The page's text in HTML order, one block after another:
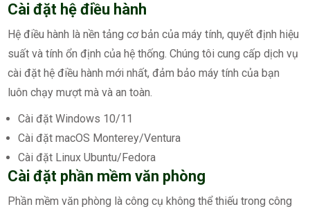
Cài đặt hệ điều hành
Hệ điều hành là nền tảng cơ bản của máy tính, quyết định hiệu
suất và tính ổn định của hệ thống. Chúng tôi cung cấp dịch vụ
cài đặt hệ điều hành mới nhất, đảm bảo máy tính của bạn
luôn chạy mượt mà và an toàn.
Cài đặt Windows 10/11
Cài đặt macOS Monterey/Ventura
Cài đặt Linux Ubuntu/Fedora
Cài đặt phần mềm văn phòng
Phần mềm văn phòng là công cụ không thể thiếu trong công